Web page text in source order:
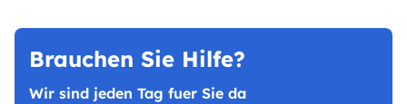
Brauchen Sie Hilfe?
Wir sind jeden Tag fuer Sie da